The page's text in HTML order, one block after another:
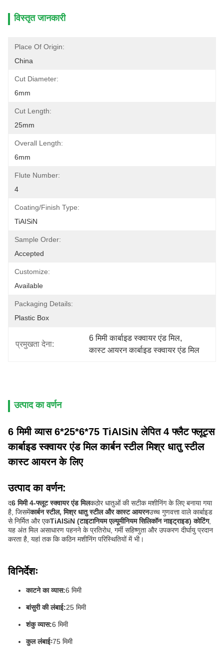
विस्तृत जानकारी
Place Of Origin:
China
Cut Diameter:
6mm
Cut Length:
25mm
Overall Length:
6mm
Flute Number:
4
Coating/Finish Type:
TiAISiN
Sample Order:
Accepted
Customize:
Available
Packaging Details:
Plastic Box
प्रमुखता देना:
6 मिमी कार्बाइड स्क्वायर एंड मिल,
कास्ट आयरन कार्बाइड स्क्वायर एंड मिल
उत्पाद का वर्णन
6 मिमी व्यास 6*25*6*75 TiAISiN लेपित 4 फ्लैट फ्लूट्स
कार्बाइड स्क्वायर एंड मिल कार्बन स्टील मिश्र धातु स्टील
कास्ट आयरन के लिए
उत्पाद का वर्णन:
द6 मिमी 4-फ्लूट स्क्वायर एंड मिलकठोर धातुओं की सटीक मशीनिंग के लिए बनाया गया
है, जिसमेंकार्बन स्टील, मिश्र धातु स्टील और कास्ट आयरनउच्च गुणवत्ता वाले कार्बाइड
से निर्मित और एकTiAlSiN (टाइटानियम एल्यूमीनियम सिलिकॉन नाइट्राइड) कोटिंग,
यह अंत मिल असाधारण पहनने के प्रतिरोध, गर्मी सहिष्णुता और उपकरण दीर्घायु प्रदान
करता है, यहां तक कि कठिन मशीनिंग परिस्थितियों में भी।
विनिर्देशः
काटने का व्यास:6 मिमी
बांसुरी की लंबाई:25 मिमी
शंकु व्यास:6 मिमी
कुल लंबाईः75 मिमी